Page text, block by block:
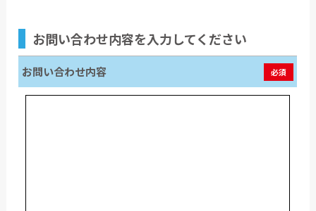
お問い合わせ内容を入力してください
お問い合わせ内容 必須